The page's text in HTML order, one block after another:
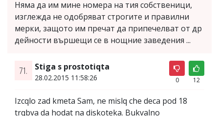
Няма да им мине номера на тия собственици,
изглежда не одобряват строгите и правилни
мерки, защото им пречат да припечелват от др
дейности вършещи се в нощние заведения ...
71. Stiga s prostotiqta
28.02.2015 11:58:26 0 12
Izcqlo zad kmeta Sam, ne mislq che deca pod 18
trqbva da hodat na diskoteka. Bukvalno